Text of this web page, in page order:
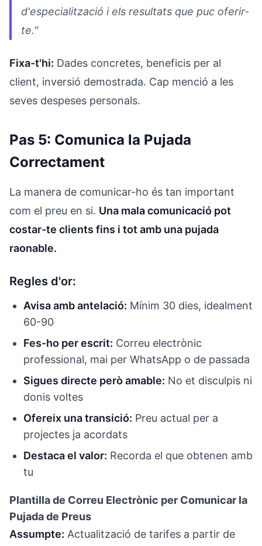
d'especialització i els resultats que puc oferir-
te."
Fixa-t'hi: Dades concretes, beneficis per al
client, inversió demostrada. Cap menció a les
seves despeses personals.
Pas 5: Comunica la Pujada
Correctament
La manera de comunicar-ho és tan important
com el preu en si. Una mala comunicació pot
costar-te clients fins i tot amb una pujada
raonable.
Regles d'or:
Avisa amb antelació: Mínim 30 dies, idealment
60-90
Fes-ho per escrit: Correu electrònic
professional, mai per WhatsApp o de passada
Sigues directe però amable: No et disculpis ni
donis voltes
Ofereix una transició: Preu actual per a
projectes ja acordats
Destaca el valor: Recorda el que obtenen amb
tu
Plantilla de Correu Electrònic per Comunicar la
Pujada de Preus
Assumpte: Actualització de tarifes a partir de